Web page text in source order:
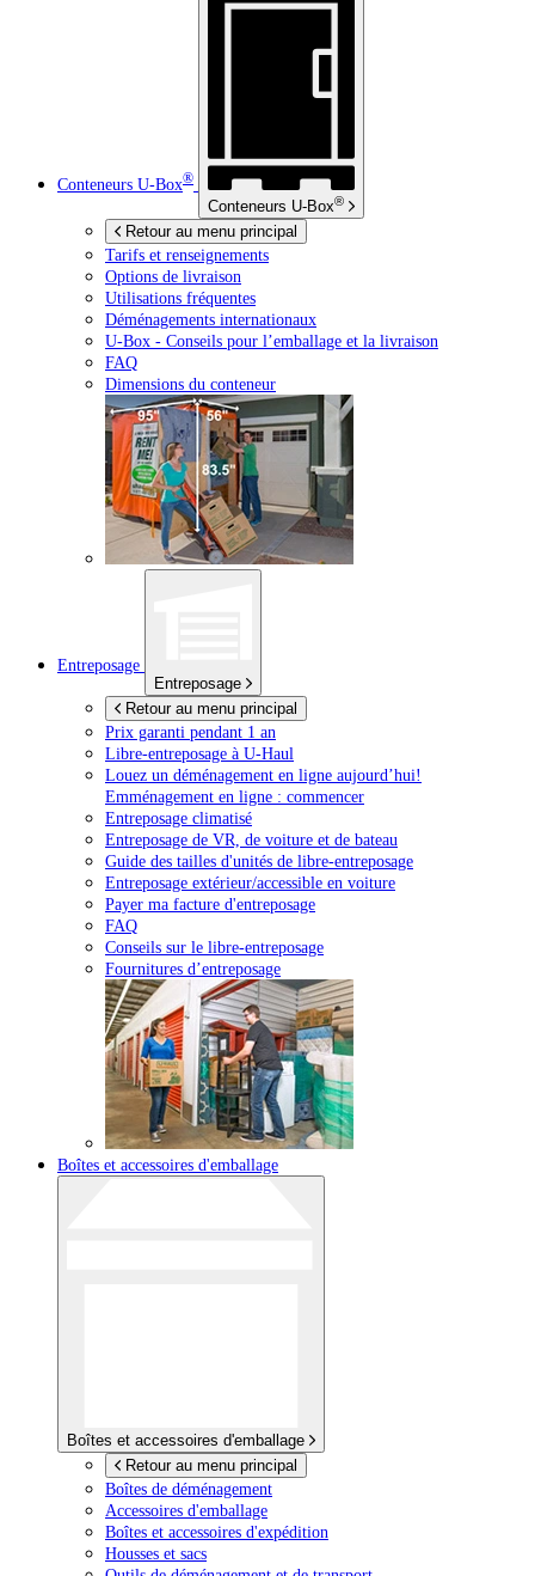
Conteneurs U-Box®
Conteneurs U-Box®
Retour au menu principal
Tarifs et renseignements
Options de livraison
Utilisations fréquentes
Déménagements internationaux
U-Box - Conseils pour l’emballage et la livraison
FAQ
Dimensions du conteneur
Entreposage
Entreposage
Retour au menu principal
Prix garanti pendant 1 an
Libre-entreposage à U-Haul
Louez un déménagement en ligne aujourd’hui!
Emménagement en ligne : commencer
Entreposage climatisé
Entreposage de VR, de voiture et de bateau
Guide des tailles d'unités de libre-entreposage
Entreposage extérieur/accessible en voiture
Payer ma facture d'entreposage
FAQ
Conseils sur le libre-entreposage
Fournitures d’entreposage
Boîtes et accessoires d'emballage
Boîtes et accessoires d'emballage
Retour au menu principal
Boîtes de déménagement
Accessoires d'emballage
Boîtes et accessoires d'expédition
Housses et sacs